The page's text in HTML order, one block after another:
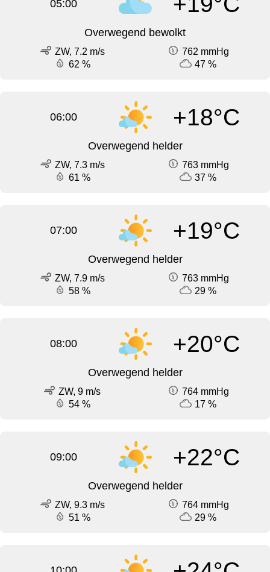
05:00
Overwegend bewolkt
ZW, 7.2 m/s
762 mmHg
62 %
47 %
06:00 +18°C
Overwegend helder
ZW, 7.3 m/s
763 mmHg
61 %
37 %
07:00 +19°C
Overwegend helder
ZW, 7.9 m/s
763 mmHg
58 %
29 %
08:00 +20°C
Overwegend helder
ZW, 9 m/s
764 mmHg
54 %
17 %
09:00 +22°C
Overwegend helder
ZW, 9.3 m/s
764 mmHg
51 %
29 %